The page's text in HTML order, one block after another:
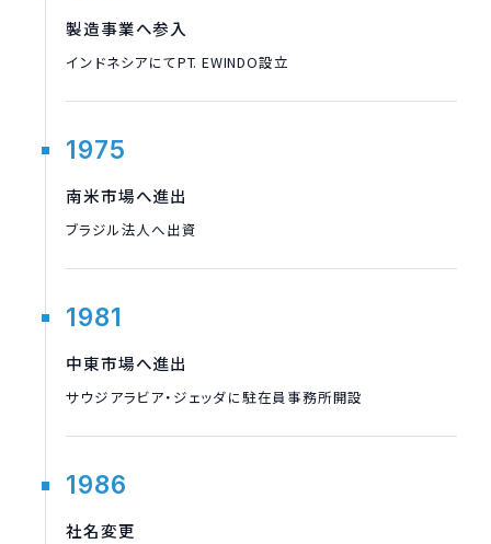
製造事業へ参入
インドネシアにてPT. EWINDO設立
1975
南米市場へ進出
ブラジル法人へ出資
1981
中東市場へ進出
サウジアラビア・ジェッダに駐在員事務所開設
1986
社名変更